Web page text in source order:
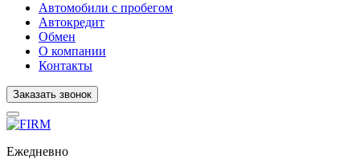
Автомобили с пробегом
Автокредит
Обмен
О компании
Контакты
Заказать звонок
Ежедневно